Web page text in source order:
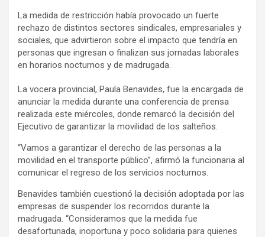
La medida de restricción había provocado un fuerte
rechazo de distintos sectores sindicales, empresariales y
sociales, que advirtieron sobre el impacto que tendría en
personas que ingresan o finalizan sus jornadas laborales
en horarios nocturnos y de madrugada.
La vocera provincial, Paula Benavides, fue la encargada de
anunciar la medida durante una conferencia de prensa
realizada este miércoles, donde remarcó la decisión del
Ejecutivo de garantizar la movilidad de los salteños.
“Vamos a garantizar el derecho de las personas a la
movilidad en el transporte público”, afirmó la funcionaria al
comunicar el regreso de los servicios nocturnos.
Benavides también cuestionó la decisión adoptada por las
empresas de suspender los recorridos durante la
madrugada. “Consideramos que la medida fue
desafortunada, inoportuna y poco solidaria para quienes